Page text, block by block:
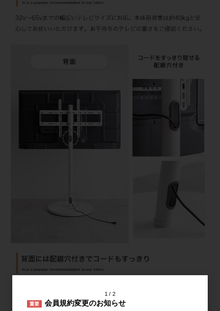
1 2
重要 会員規約変更のお知らせ